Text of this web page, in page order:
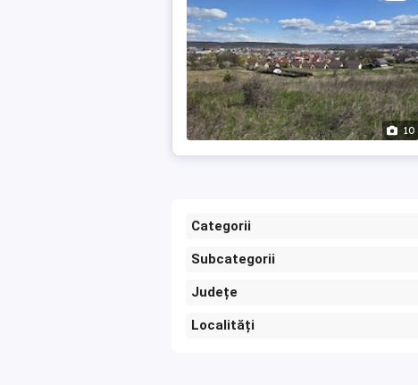
10
Categorii
Subcategorii
Județe
Localități